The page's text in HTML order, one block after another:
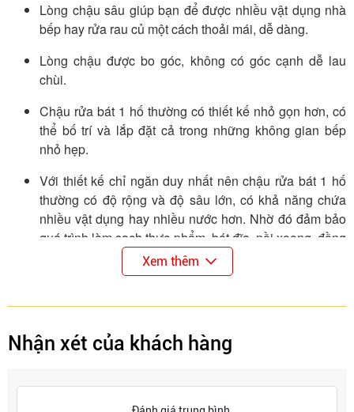
Lòng chậu sâu giúp bạn để được nhiều vật dụng nhà
bếp hay rửa rau củ một cách thoải mái, dễ dàng.
Lòng chậu được bo góc, không có góc cạnh dễ lau
chùi.
Chậu rửa bát 1 hố thường có thiết kế nhỏ gọn hơn, có
thể bố trí và lắp đặt cả trong những không gian bếp
nhỏ hẹp.
Với thiết kế chỉ ngăn duy nhất nên chậu rửa bát 1 hố
thường có độ rộng và độ sâu lớn, có khả năng chứa
nhiều vật dụng hay nhiều nước hơn. Nhờ đó đảm bảo
quá trình làm sạch thực phẩm, bát đĩa, nồi xoong, đồng
thời hạn chế tình trạng bắn nước ra ngoài trong quá
Khả năng chống bám bẩn, hoen gỉ và chống thấm
rửa bát 1 hố trở nên nhanh chóng, thuận tiện hơn.
Xem thêm
Nhận xét của khách hàng